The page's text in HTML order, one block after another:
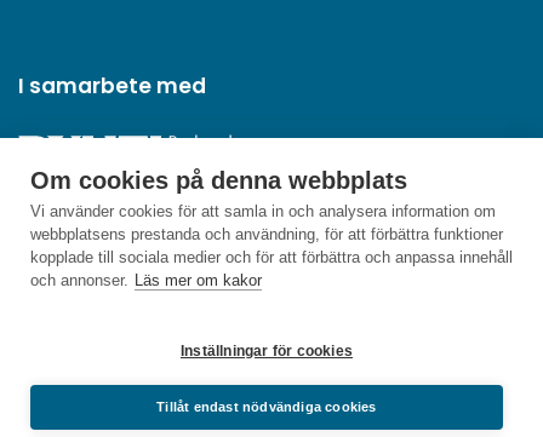
Om cookies på denna webbplats
Vi använder cookies för att samla in och analysera information om
webbplatsens prestanda och användning, för att förbättra funktioner
kopplade till sociala medier och för att förbättra och anpassa innehåll
och annonser. Läs mer om kakor
Inställningar för cookies
Tillåt endast nödvändiga cookies
I samarbete med